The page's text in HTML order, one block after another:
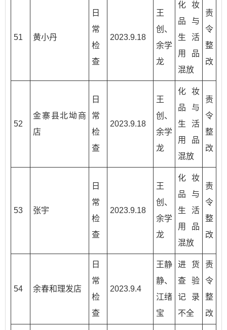
51 黄小丹
日
常
检
查
2023.9.18
王
创、
余学
龙
化妆
品与
生活
用品
混放
责
令
整
改
52
金寨县北坳商
店
日
常
检
查
2023.9.18
王
创、
余学
龙
化妆
品与
生活
用品
混放
责
令
整
改
53 张宇
日
常
检
查
2023.9.18
王
创、
余学
龙
化妆
品与
生活
用品
混放
责
令
整
改
54 余春和理发店
日
常
检
查
2023.9.4
王静
静、
江绪
宝
进货
查验
记录
不全
责
令
整
改